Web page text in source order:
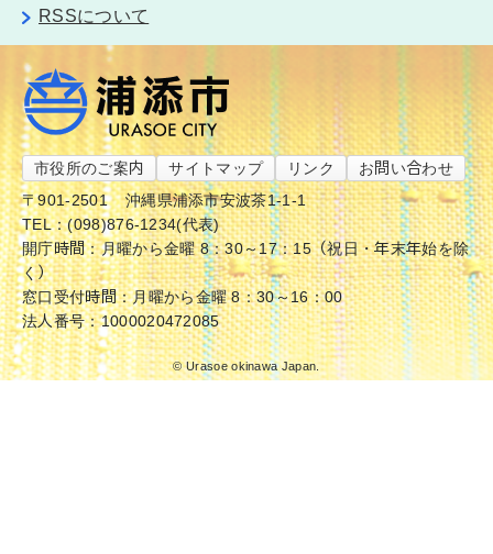
RSSについて
市役所のご案内 サイトマップ リンク
お問い合わせ
〒901-2501
沖縄県浦添市安波茶1-1-1
TEL：(098)876-1234(代表)
開庁時間：月曜から金曜 8：30～17：15（祝日・年末年始を除
く）
窓口受付時間：月曜から金曜 8：30～16：00
法人番号：1000020472085
© Urasoe okinawa Japan.